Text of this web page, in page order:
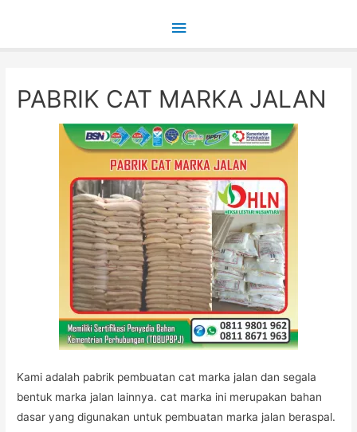
Main
PABRIK CAT MARKA JALAN
Kami adalah pabrik pembuatan cat marka jalan dan segala
bentuk marka jalan lainnya. cat marka ini merupakan bahan
dasar yang digunakan untuk pembuatan marka jalan beraspal.